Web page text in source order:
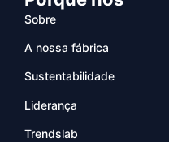
Sobre
A nossa fábrica
Sustentabilidade
Liderança
Trendslab